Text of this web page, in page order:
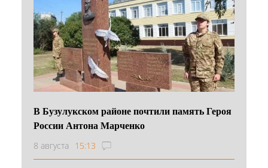
В Бузулукском районе почтили память Героя
России Антона Марченко
8 августа 15:13